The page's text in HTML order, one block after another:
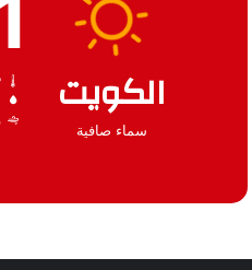
الكويت
سماء صافية